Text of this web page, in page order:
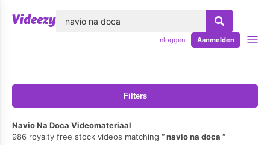
Inloggen Aanmelden
Filters
Navio Na Doca Videomateriaal
986 royalty free stock videos matching
navio na doca